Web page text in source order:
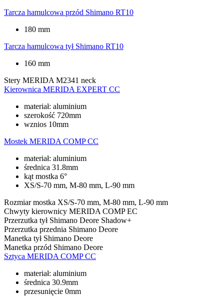
Tarcza hamulcowa przód Shimano RT10
180 mm
Tarcza hamulcowa tył Shimano RT10
160 mm
Stery MERIDA M2341 neck
Kierownica MERIDA EXPERT CC
materiał: aluminium
szerokość 720mm
wznios 10mm
Mostek MERIDA COMP CC
materiał: aluminium
średnica 31.8mm
kąt mostka 6°
XS/S-70 mm, M-80 mm, L-90 mm
Rozmiar mostka XS/S-70 mm, M-80 mm, L-90 mm
Chwyty kierownicy MERIDA COMP EC
Przerzutka tył Shimano Deore Shadow+
Przerzutka przednia Shimano Deore
Manetka tył Shimano Deore
Manetka przód Shimano Deore
Sztyca MERIDA COMP CC
materiał: aluminium
średnica 30.9mm
przesunięcie 0mm